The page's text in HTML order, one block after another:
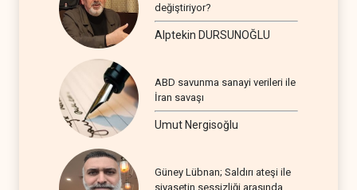
değiştiriyor?
Alptekin DURSUNOĞLU
ABD savunma sanayi verileri ile
İran savaşı
Umut Nergisoğlu
Güney Lübnan; Saldırı ateşi ile
siyasetin sessizliği arasında